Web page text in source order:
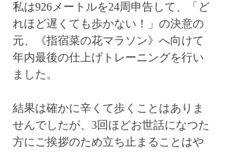
私は926メートルを24周申告して、「ど
れほど遅くても歩かない！」の決意の
元、《指宿菜の花マラソン》へ向けて
年内最後の仕上げトレーニングを行い
ました。
結果は確かに辛くて歩くことはありま
せんでしたが、3回ほどお世話になつた
方にご挨拶のため立ち止まることはや